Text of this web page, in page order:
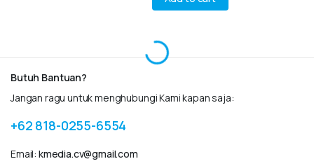
Butuh Bantuan?
Jangan ragu untuk menghubungi Kami kapan saja:
+62 818-0255-6554
Email: kmedia.cv@gmail.com